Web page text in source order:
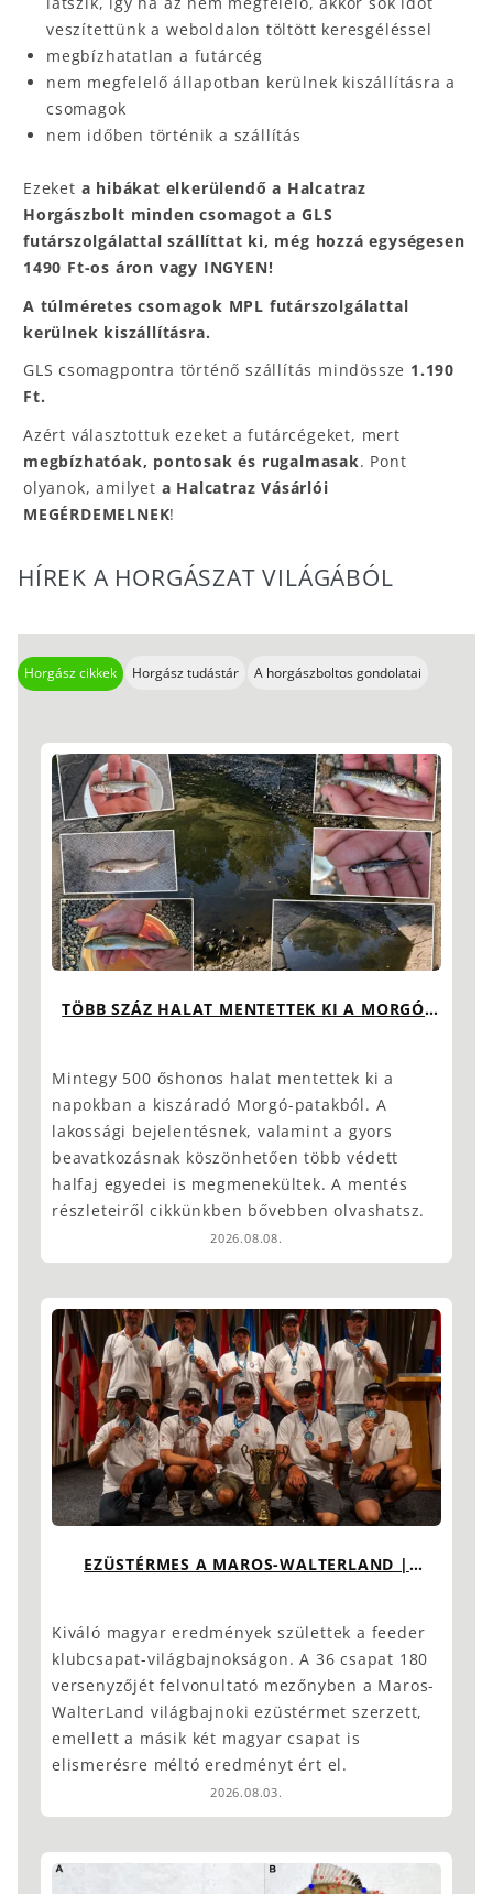
veszítettünk a weboldalon töltött keresgéléssel
megbízhatatlan a futárcég
nem megfelelő állapotban kerülnek kiszállításra a
csomagok
nem időben történik a szállítás
Ezeket a hibákat elkerülendő a Halcatraz
Horgászbolt minden csomagot a GLS
futárszolgálattal szállíttat ki, még hozzá egységesen
1490 Ft-os áron vagy INGYEN!
A túlméretes csomagok MPL futárszolgálattal
kerülnek kiszállításra.
GLS csomagpontra történő szállítás mindössze 1.190
Ft.
Azért választottuk ezeket a futárcégeket, mert
megbízhatóak, pontosak és rugalmasak. Pont
olyanok, amilyet a Halcatraz Vásárlói
MEGÉRDEMELNEK!
HÍREK A HORGÁSZAT VILÁGÁBÓL
Horgász cikkek Horgász tudástár A horgászboltos gondolatai
TÖBB SZÁZ HALAT MENTETTEK KI A MORGÓ-
Mintegy 500 őshonos halat mentettek ki a
napokban a kiszáradó Morgó-patakból. A
lakossági bejelentésnek, valamint a gyors
beavatkozásnak köszönhetően több védett
halfaj egyedei is megmenekültek. A mentés
részleteiről cikkünkben bővebben olvashatsz.
2026.08.08.
EZÜSTÉRMES A MAROS-WALTERLAND |
Kiváló magyar eredmények születtek a feeder
klubcsapat-világbajnokságon. A 36 csapat 180
versenyzőjét felvonultató mezőnyben a Maros-
WalterLand világbajnoki ezüstérmet szerzett,
emellett a másik két magyar csapat is
elismerésre méltó eredményt ért el.
2026.08.03.